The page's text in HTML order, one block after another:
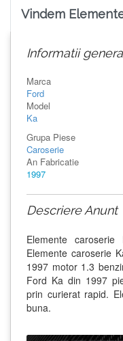
Vindem
Informatii
Marca
Ford
Model
Ka
Grupa Piese
Caroserie
An Fabricatie
1997
Descriere Anunt
Elemente
Elemente caroserie
1997 motor 1.3
Ford Ka din 1997
prin curierat rapid.
buna.